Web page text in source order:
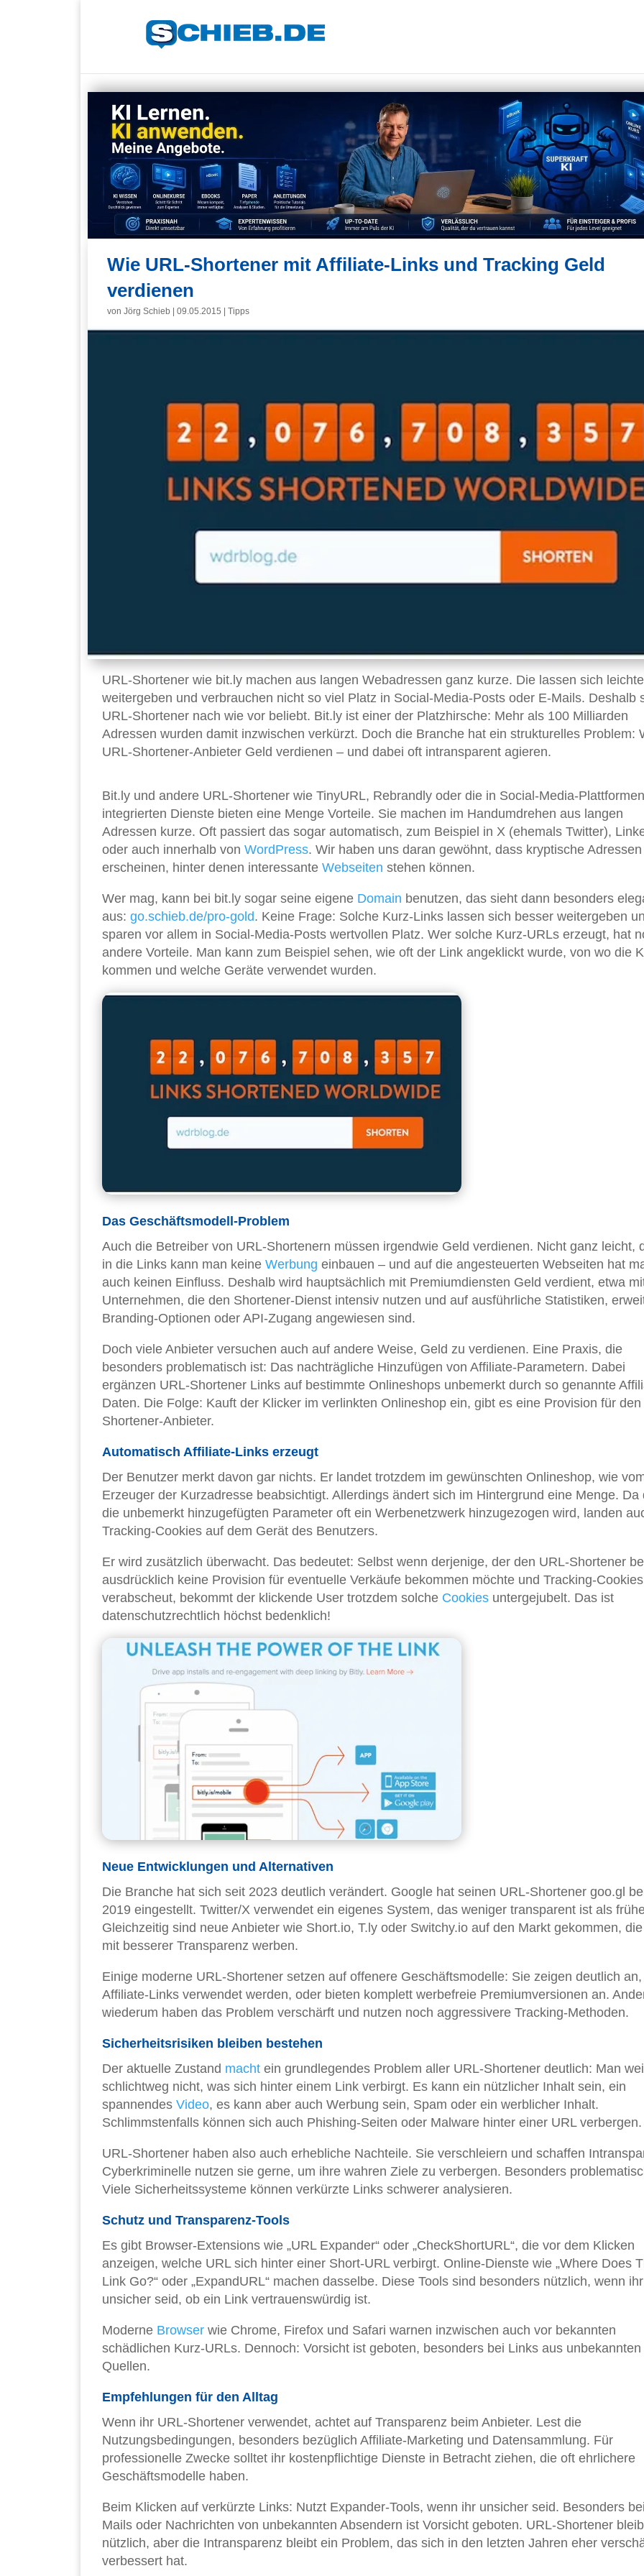
Wie URL-Shortener mit Affiliate-Links und Tracking Geld
verdienen
von Jörg Schieb 09.05.2015 Tipps
URL-Shortener wie bit.ly machen aus langen Webadressen ganz kurze. Die lassen sich
weitergeben und verbrauchen nicht so viel Platz in Social-Media-Posts oder E-Mails. Deshalb
URL-Shortener nach wie vor beliebt. Bit.ly ist einer der Platzhirsche: Mehr als 100 Milliarden
Adressen wurden damit inzwischen verkürzt. Doch die Branche hat ein strukturelles Problem:
URL-Shortener-Anbieter Geld verdienen – und dabei oft intransparent agieren.
Bit.ly und andere URL-Shortener wie TinyURL, Rebrandly oder die in Social-Media-Plattformen
integrierten Dienste bieten eine Menge Vorteile. Sie machen im Handumdrehen aus langen
Adressen kurze. Oft passiert das sogar automatisch, zum Beispiel in X (ehemals Twitter),
oder auch innerhalb von WordPress. Wir haben uns daran gewöhnt, dass kryptische Adressen
erscheinen, hinter denen interessante Webseiten stehen können.
Wer mag, kann bei bit.ly sogar seine eigene Domain benutzen, das sieht dann besonders
aus: go.schieb.de/pro-gold. Keine Frage: Solche Kurz-Links lassen sich besser weitergeben
sparen vor allem in Social-Media-Posts wertvollen Platz. Wer solche Kurz-URLs erzeugt, hat
andere Vorteile. Man kann zum Beispiel sehen, wie oft der Link angeklickt wurde, von wo die
kommen und welche Geräte verwendet wurden.
Das Geschäftsmodell-Problem
Auch die Betreiber von URL-Shortenern müssen irgendwie Geld verdienen. Nicht ganz leicht,
in die Links kann man keine Werbung einbauen – und auf die angesteuerten Webseiten hat
auch keinen Einfluss. Deshalb wird hauptsächlich mit Premiumdiensten Geld verdient, etwa
Unternehmen, die den Shortener-Dienst intensiv nutzen und auf ausführliche Statistiken,
Branding-Optionen oder API-Zugang angewiesen sind.
Doch viele Anbieter versuchen auch auf andere Weise, Geld zu verdienen. Eine Praxis, die
besonders problematisch ist: Das nachträgliche Hinzufügen von Affiliate-Parametern. Dabei
ergänzen URL-Shortener Links auf bestimmte Onlineshops unbemerkt durch so genannte
Daten. Die Folge: Kauft der Klicker im verlinkten Onlineshop ein, gibt es eine Provision für den
Shortener-Anbieter.
Automatisch Affiliate-Links erzeugt
Der Benutzer merkt davon gar nichts. Er landet trotzdem im gewünschten Onlineshop, wie
Erzeuger der Kurzadresse beabsichtigt. Allerdings ändert sich im Hintergrund eine Menge. Da
die unbemerkt hinzugefügten Parameter oft ein Werbenetzwerk hinzugezogen wird, landen
Tracking-Cookies auf dem Gerät des Benutzers.
Er wird zusätzlich überwacht. Das bedeutet: Selbst wenn derjenige, der den URL-Shortener
ausdrücklich keine Provision für eventuelle Verkäufe bekommen möchte und Tracking-Cookies
verabscheut, bekommt der klickende User trotzdem solche Cookies untergejubelt. Das ist
datenschutzrechtlich höchst bedenklich!
Neue Entwicklungen und Alternativen
Die Branche hat sich seit 2023 deutlich verändert. Google hat seinen URL-Shortener goo.gl
2019 eingestellt. Twitter/X verwendet ein eigenes System, das weniger transparent ist als
Gleichzeitig sind neue Anbieter wie Short.io, T.ly oder Switchy.io auf den Markt gekommen,
mit besserer Transparenz werben.
Einige moderne URL-Shortener setzen auf offenere Geschäftsmodelle: Sie zeigen deutlich
Affiliate-Links verwendet werden, oder bieten komplett werbefreie Premiumversionen an.
wiederum haben das Problem verschärft und nutzen noch aggressivere Tracking-Methoden.
Sicherheitsrisiken bleiben bestehen
Der aktuelle Zustand macht ein grundlegendes Problem aller URL-Shortener deutlich: Man
schlichtweg nicht, was sich hinter einem Link verbirgt. Es kann ein nützlicher Inhalt sein, ein
spannendes Video, es kann aber auch Werbung sein, Spam oder ein werblicher Inhalt.
Schlimmstenfalls können sich auch Phishing-Seiten oder Malware hinter einer URL verbergen.
URL-Shortener haben also auch erhebliche Nachteile. Sie verschleiern und schaffen
Cyberkriminelle nutzen sie gerne, um ihre wahren Ziele zu verbergen. Besonders
Viele Sicherheitssysteme können verkürzte Links schwerer analysieren.
Schutz und Transparenz-Tools
Es gibt Browser-Extensions wie „URL Expander“ oder „CheckShortURL“, die vor dem Klicken
anzeigen, welche URL sich hinter einer Short-URL verbirgt. Online-Dienste wie „Where Does
Link Go?“ oder „ExpandURL“ machen dasselbe. Diese Tools sind besonders nützlich, wenn ihr
unsicher seid, ob ein Link vertrauenswürdig ist.
Moderne Browser wie Chrome, Firefox und Safari warnen inzwischen auch vor bekannten
schädlichen Kurz-URLs. Dennoch: Vorsicht ist geboten, besonders bei Links aus unbekannten
Quellen.
Empfehlungen für den Alltag
Wenn ihr URL-Shortener verwendet, achtet auf Transparenz beim Anbieter. Lest die
Nutzungsbedingungen, besonders bezüglich Affiliate-Marketing und Datensammlung. Für
professionelle Zwecke solltet ihr kostenpflichtige Dienste in Betracht ziehen, die oft ehrlichere
Geschäftsmodelle haben.
Beim Klicken auf verkürzte Links: Nutzt Expander-Tools, wenn ihr unsicher seid. Besonders
Mails oder Nachrichten von unbekannten Absendern ist Vorsicht geboten. URL-Shortener
nützlich, aber die Intransparenz bleibt ein Problem, das sich in den letzten Jahren eher
verbessert hat.